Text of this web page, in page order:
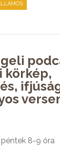
körkép,
péntek 8-9 óra